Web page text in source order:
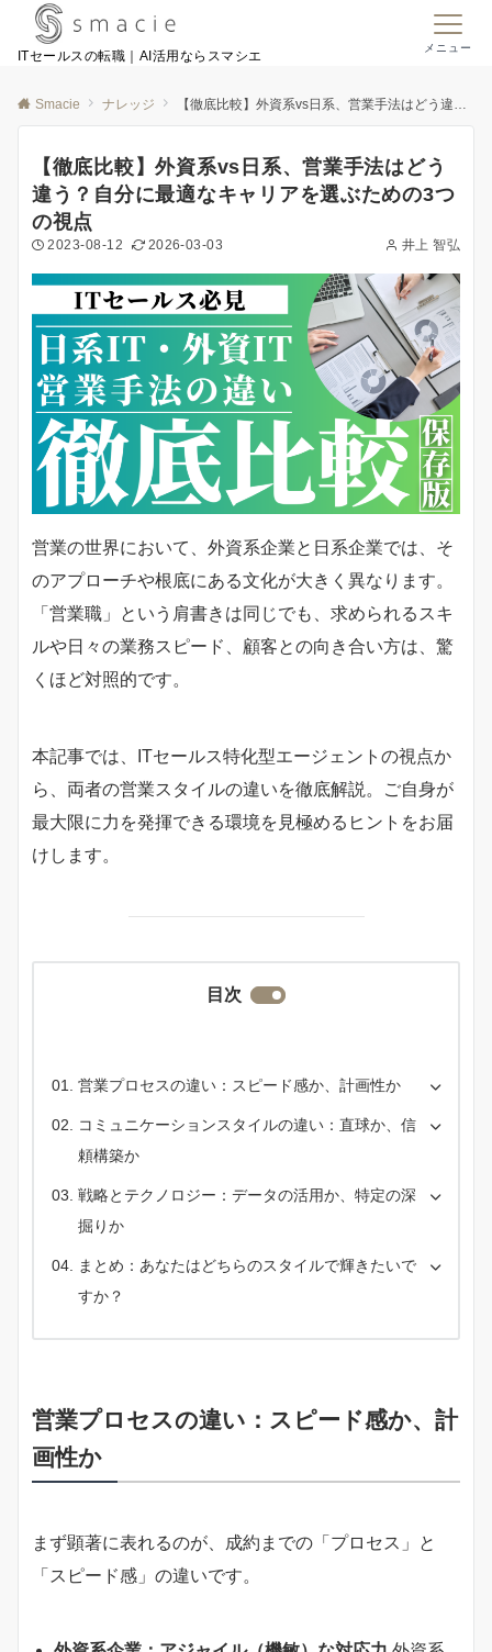
ITセールスの転職｜AI活用ならスマシエ
メニュー
Smacie ナレッジ 【徹底比較】外資系vs日系、営業手法はどう違う？自分に最適なキャリアを選ぶための3つの視点
【徹底比較】外資系vs日系、営業手法はどう
違う？自分に最適なキャリアを選ぶための3つ
の視点
2023-08-12 2026-03-03 井上 智弘
営業の世界において、外資系企業と日系企業では、そ
のアプローチや根底にある文化が大きく異なります。
「営業職」という肩書きは同じでも、求められるスキ
ルや日々の業務スピード、顧客との向き合い方は、驚
くほど対照的です。
本記事では、ITセールス特化型エージェントの視点か
ら、両者の営業スタイルの違いを徹底解説。ご自身が
最大限に力を発揮できる環境を見極めるヒントをお届
けします。
目次
営業プロセスの違い：スピード感か、計画性か
コミュニケーションスタイルの違い：直球か、信
頼構築か
戦略とテクノロジー：データの活用か、特定の深
掘りか
まとめ：あなたはどちらのスタイルで輝きたいで
すか？
営業プロセスの違い：スピード感か、計
画性か
まず顕著に表れるのが、成約までの「プロセス」と
「スピード感」の違いです。